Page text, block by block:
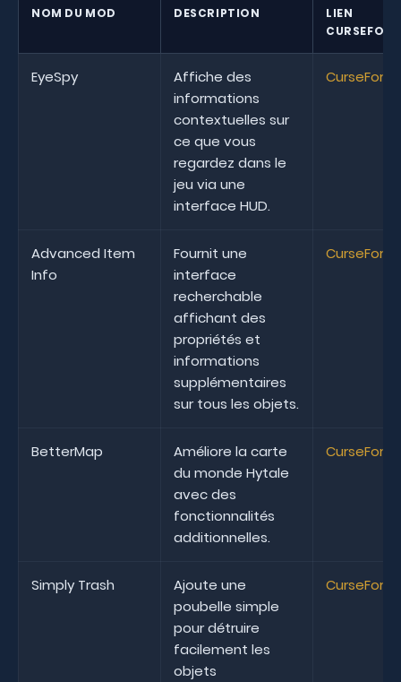
NOM DU MOD DESCRIPTION
LIEN
EyeSpy
Affiche des
informations
contextuelles sur
ce que vous
regardez dans le
jeu via une
interface HUD.
CurseForge
Advanced Item
Info
Fournit une
interface
recherchable
affichant des
propriétés et
informations
supplémentaires
sur tous les objets.
CurseForge
BetterMap
Améliore la carte
du monde Hytale
avec des
fonctionnalités
additionnelles.
CurseForge
Simply Trash
Ajoute une
poubelle simple
pour détruire
facilement les
objets
CurseForge